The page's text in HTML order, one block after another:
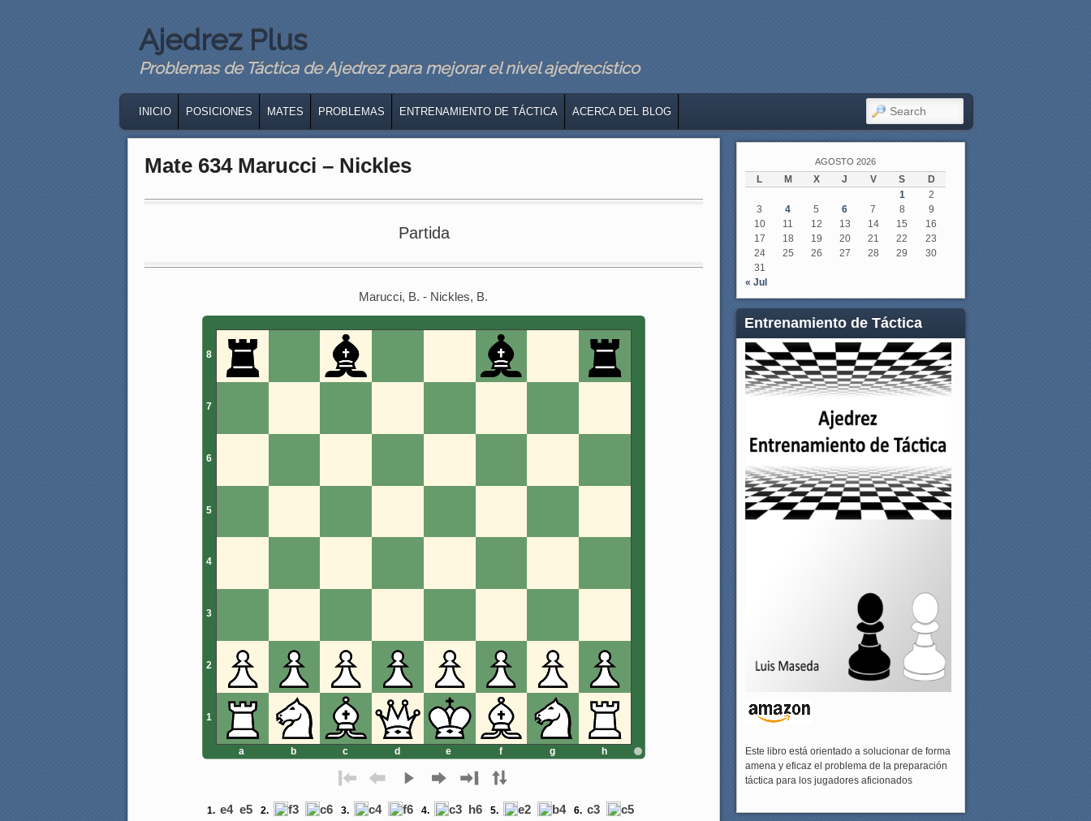
Ajedrez Plus
Problemas de Táctica de Ajedrez para mejorar el nivel ajedrecístico
SKIP TO PRIMARY CONTENT
SKIP TO SECONDARY CONTENT
INICIO POSICIONES MATES PROBLEMAS ENTRENAMIENTO DE TÁCTICA ACERCA DEL BLOG SEARCH
Mate 634 Marucci – Nickles
Partida
Marucci, B. - Nickles, B.
8
7
6
5
4
3
2
1
a b c d e f g h
1. e4 e5 2. f3 c6 3. c4 f6 4. c3 h6 5. e2 b4 6. c3 c5
AGOSTO 2026
L M X J V S
D
1
2
3
4 5 6 7 8
9
10
11 12 13 14 15
16
17
18 19 20 21 22
23
24
25 26 27 28 29
30
31
« Jul
Entrenamiento de Táctica
Este libro está orientado a solucionar de forma
amena y eficaz el problema de la preparación
táctica para los jugadores aficionados